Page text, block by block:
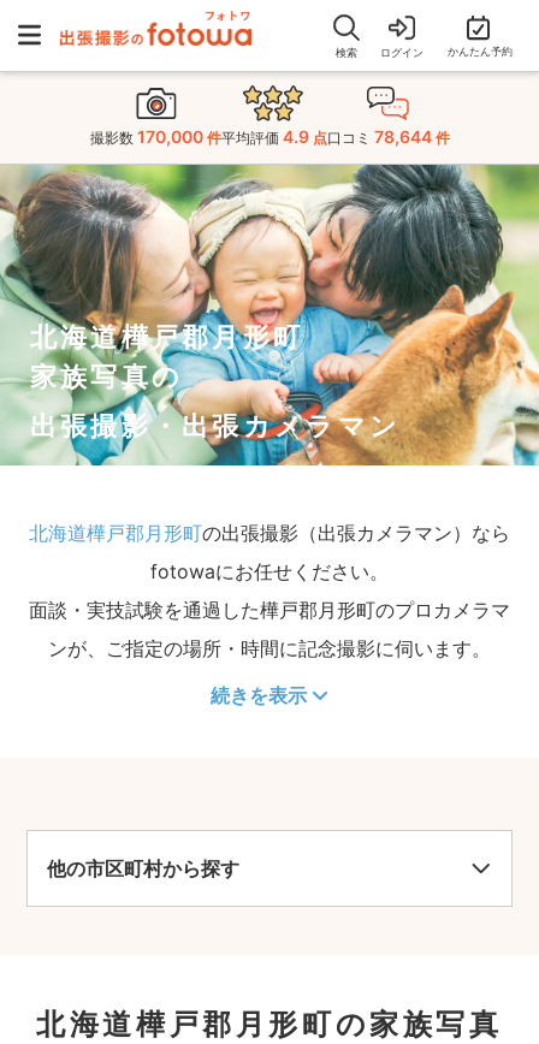
検索 ログイン かんたん予約
撮影数 170,000 件平均評価 4.9 点口コミ 78,644 件
北海道樺戸郡月形町
家族写真の
出張撮影・出張カメラマン
北海道樺戸郡月形町の出張撮影（出張カメラマン）なら
fotowaにお任せください。
面談・実技試験を通過した樺戸郡月形町のプロカメラマ
ンが、ご指定の場所・時間に記念撮影に伺います。
続きを表示
他の市区町村から探す
北海道樺戸郡月形町の家族写真